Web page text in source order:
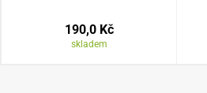
190,0 Kč
skladem